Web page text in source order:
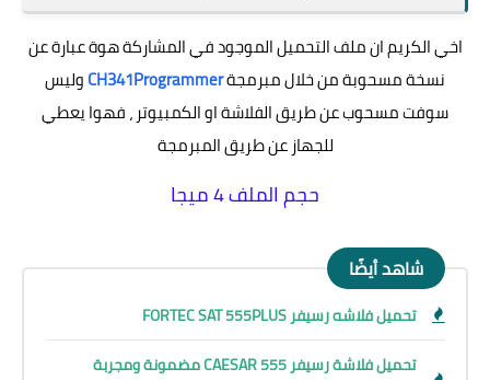
اخي الكريم ان ملف التحميل الموجود في المشاركة هوة عبارة عن
نسخة مسحوبة من خلال مبرمجةCH341Programmerوليس
سوفت مسحوب عن طريق الفلاشة او الكمبيوتر ، فهوا يعطي
للجهاز عن طريق المبرمجة
حجم الملف 4 ميجا
شاهد أيضًا
تحميل فلاشه رسيفر FORTEC SAT 555PLUS
تحميل فلاشة رسيفر CAESAR 555 مضمونة ومجربة